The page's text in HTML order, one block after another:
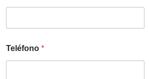
Teléfono *